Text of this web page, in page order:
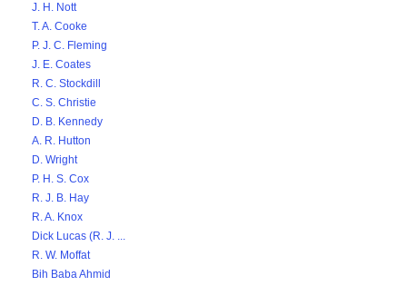
J. H. Nott
T. A. Cooke
P. J. C. Fleming
J. E. Coates
R. C. Stockdill
C. S. Christie
D. B. Kennedy
A. R. Hutton
D. Wright
P. H. S. Cox
R. J. B. Hay
R. A. Knox
Dick Lucas (R. J. ...
R. W. Moffat
Bih Baba Ahmid